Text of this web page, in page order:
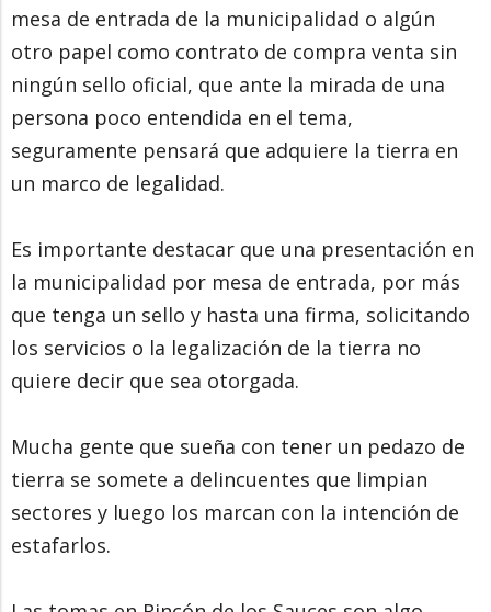
mesa de entrada de la municipalidad o algún
otro papel como contrato de compra venta sin
ningún sello oficial, que ante la mirada de una
persona poco entendida en el tema,
seguramente pensará que adquiere la tierra en
un marco de legalidad.
Es importante destacar que una presentación en
la municipalidad por mesa de entrada, por más
que tenga un sello y hasta una firma, solicitando
los servicios o la legalización de la tierra no
quiere decir que sea otorgada.
Mucha gente que sueña con tener un pedazo de
tierra se somete a delincuentes que limpian
sectores y luego los marcan con la intención de
estafarlos.